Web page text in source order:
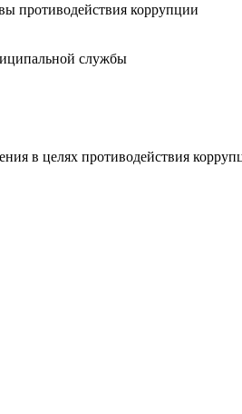
противодействия коррупции
службы
в целях противодействия